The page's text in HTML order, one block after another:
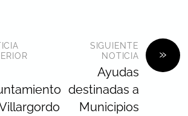
»
SIGUIENTE
NOTICIA
Ayudas
destinadas a
Municipios